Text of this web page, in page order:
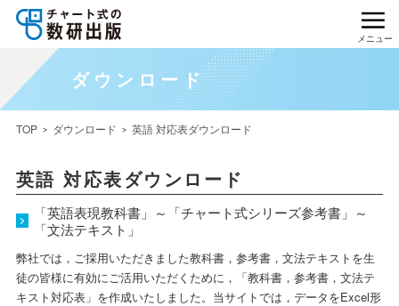
メニュー
ダウンロード
TOP ダウンロード 英語 対応表ダウンロード
英語 対応表ダウンロード
「英語表現教科書」～「チャート式シリーズ参考書」～
「文法テキスト」
弊社では，ご採用いただきました教科書，参考書，文法テキストを生
徒の皆様に有効にご活用いただくために，「教科書，参考書，文法テ
キスト対応表」を作成いたしました。当サイトでは，データをExcel形